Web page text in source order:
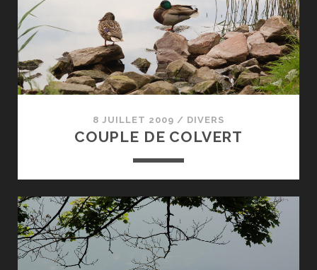
8 JUILLET 2009 / DIVERS
COUPLE DE COLVERT